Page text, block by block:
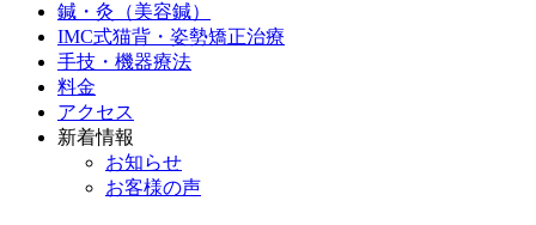
鍼・灸（美容鍼）
IMC式猫背・姿勢矯正治療
手技・機器療法
料金
アクセス
新着情報
お知らせ
お客様の声